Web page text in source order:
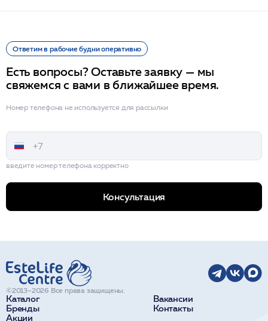
Ответим в рабочие будни оперативно
Есть вопросы? Оставьте заявку — мы
свяжемся с вами в ближайшее время.
Номер телефона не используется для рассылки
введите номер телефона корректно
Консультация
Каталог
Бренды
Акции
Вакансии
Контакты
©2013–2026 Все права защищены.